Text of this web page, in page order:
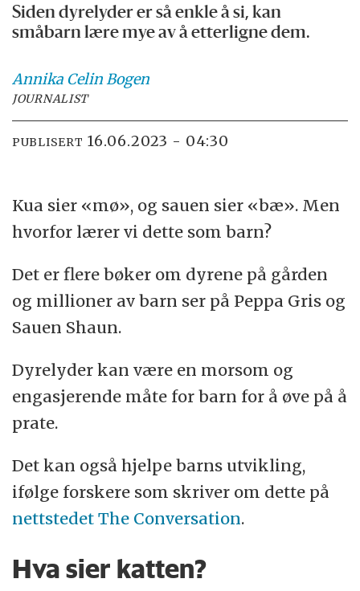
Siden dyrelyder er så enkle å si, kan
småbarn lære mye av å etterligne dem.
Annika CelinBogen
JOURNALIST
PUBLISERT 16.06.2023 - 04:30
Kua sier «mø», og sauen sier «bæ». Men
hvorfor lærer vi dette som barn?
Det er flere bøker om dyrene på gården
og millioner av barn ser på Peppa Gris og
Sauen Shaun.
Dyrelyder kan være en morsom og
engasjerende måte for barn for å øve på å
prate.
Det kan også hjelpe barns utvikling,
ifølge forskere som skriver om dette på
nettstedet The Conversation.
Hva sier katten?